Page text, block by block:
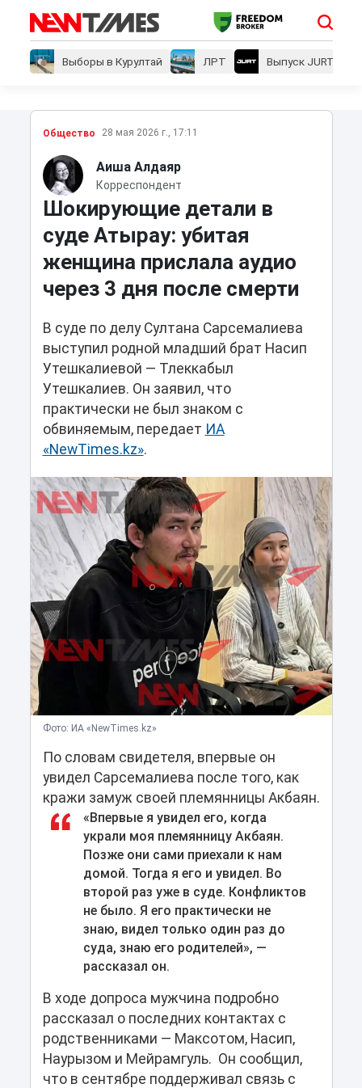
Выборы в Курултай ЛРТ Выпуск JURT
Общество 28 мая 2026 г., 17:11
Аиша Алдаяр
Корреспондент
Шокирующие детали в
суде Атырау: убитая
женщина прислала аудио
через 3 дня после смерти
В суде по делу Султана Сарсемалиева
выступил родной младший брат Насип
Утешкалиевой — Тлеккабыл
Утешкалиев. Он заявил, что
практически не был знаком с
обвиняемым, передает ИА
«NewTimes.kz».
Фото: ИА «NewTimes.kz»
По словам свидетеля, впервые он
увидел Сарсемалиева после того, как
кражи замуж своей племянницы Акбаян.
«Впервые я увидел его, когда
украли моя племянницу Акбаян.
Позже они сами приехали к нам
домой. Тогда я его и увидел. Во
второй раз уже в суде. Конфликтов
не было. Я его практически не
знаю, видел только один раз до
суда, знаю его родителей», —
рассказал он.
В ходе допроса мужчина подробно
рассказал о последних контактах с
родственниками — Максотом, Насип,
Наурызом и Мейрамгуль. Он сообщил,
что в сентябре поддерживал связь с